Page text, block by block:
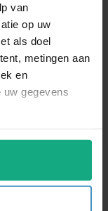
van
op uw
als doel
metingen aan
en
gegevens
kan zijn
X 300 MM
LED panel
Lumen neutral